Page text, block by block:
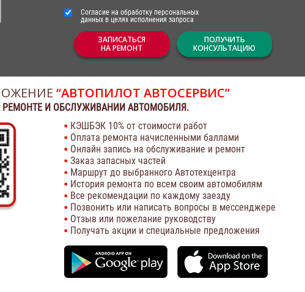
Согласие на обработку персональных
данных в целях исполнения запроса
ЗАПИСАТЬСЯ
НА РЕМОНТ
ПОЛУЧИТЬ
КОНСУЛЬТАЦИЮ
“АВТОПИЛОТ АВТОСЕРВИС”
РЕМОНТЕ И ОБСЛУЖИВАНИИ АВТОМОБИЛЯ.
КЭШБЭК 10% от стоимости работ
Оплата ремонта начисленными баллами
Онлайн запись на обслуживание и ремонт
Заказ запасных частей
Маршрут до выбранного Автотехцентра
История ремонта по всем своим автомобилям
Все рекомендации по каждому заезду
Позвонить или написать вопросы в мессенджере
Отзыв или пожелание руководству
Получать акции и специальные предложения